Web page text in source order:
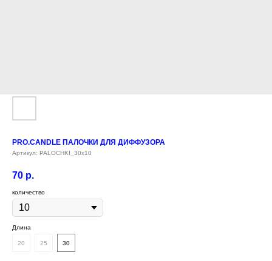
PRO.CANDLE ПАЛОЧКИ ДЛЯ ДИФФУЗОРА
Артикул: PALOCHKI_30х10
70 р.
количество
Длина
20 25 30